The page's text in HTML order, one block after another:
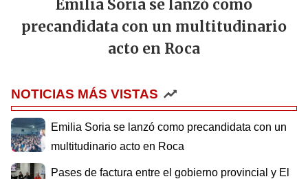
Emilia Soria se lanzó como
precandidata con un multitudinario
acto en Roca
NOTICIAS MÁS VISTAS
Emilia Soria se lanzó como precandidata con un
multitudinario acto en Roca
Pases de factura entre el gobierno provincial y El